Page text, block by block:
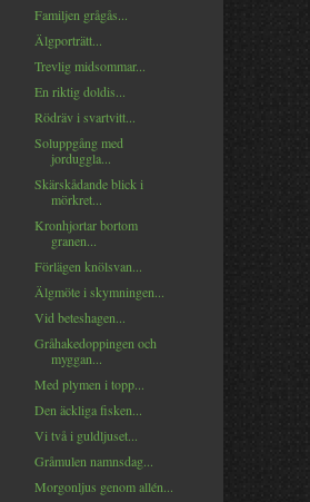
Familjen grågås...
Älgporträtt...
Trevlig midsommar...
En riktig doldis...
Rödräv i svartvitt...
Soluppgång med
jorduggla...
Skärskådande blick i
mörkret...
Kronhjortar bortom
granen...
Förlägen knölsvan...
Älgmöte i skymningen...
Vid beteshagen...
Gråhakedoppingen och
myggan...
Med plymen i topp...
Den äckliga fisken...
Vi två i guldljuset...
Gråmulen namnsdag...
Morgonljus genom allén...